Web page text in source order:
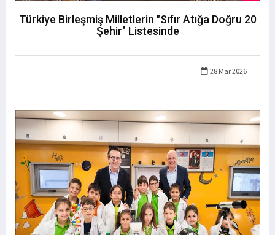
Türkiye Birleşmiş Milletlerin "Sıfır Atığa Doğru 20
Şehir" Listesinde
28 Mar 2026